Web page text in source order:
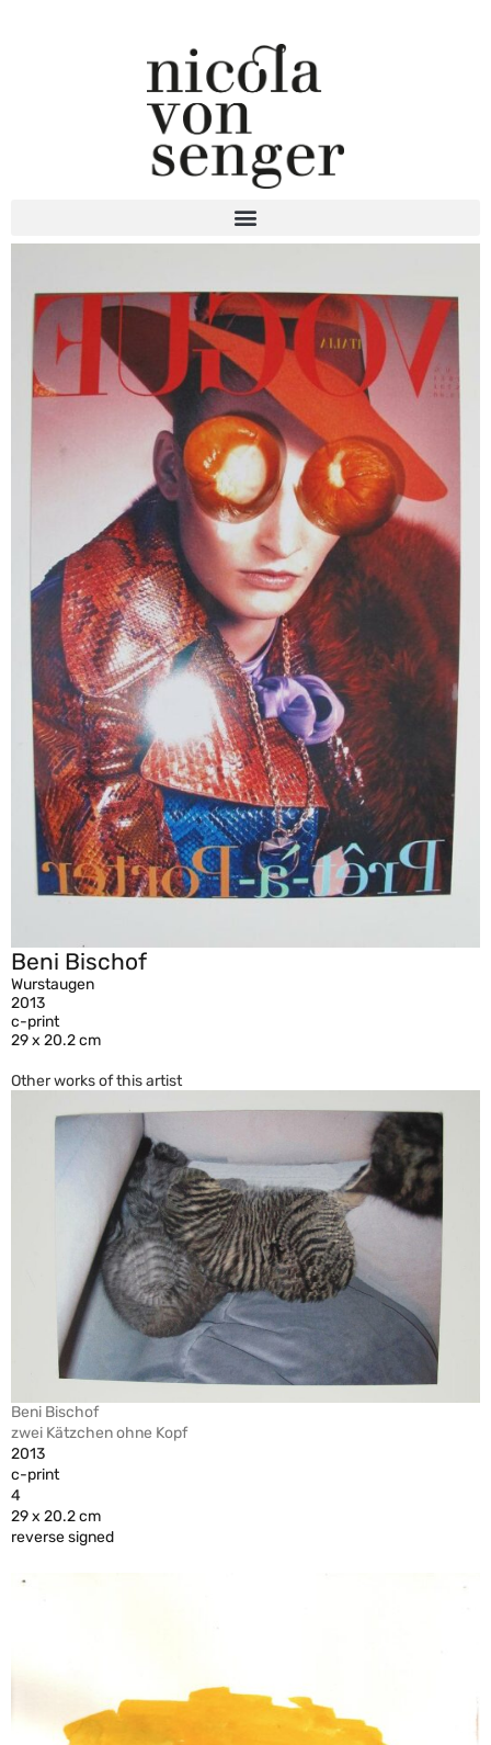
Beni Bischof
Wurstaugen
2013
c-print
29 x 20.2 cm
Other works of this artist
Beni Bischof
zwei Kätzchen ohne Kopf
2013
c-print
4
29 x 20.2 cm
reverse signed